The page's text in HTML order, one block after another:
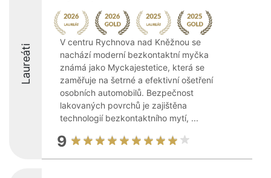
Laureáti
V centru Rychnova nad Kněžnou se
nachází moderní bezkontaktní myčka
známá jako Myckajestetice, která se
zaměřuje na šetrné a efektivní ošetření
osobních automobilů. Bezpečnost
lakovaných povrchů je zajištěna
technologií bezkontaktního mytí, ...
9